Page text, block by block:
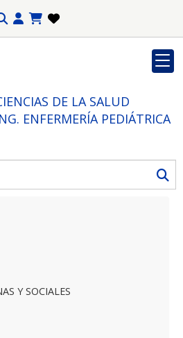
DE LA SALUD
ENFERMERÍA PEDIÁTRICA
Y SOCIALES